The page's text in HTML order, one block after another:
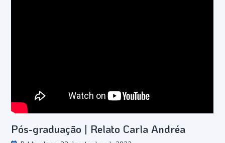
Pós-graduação | Relato Carla Andréa